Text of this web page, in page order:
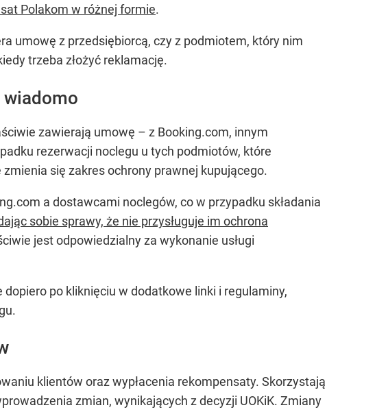
Polakom w różnej formie.
umowę z przedsiębiorcą, czy z podmiotem, który nim
trzeba złożyć reklamację.
wiadomo
zawierają umowę – z Booking.com, innym
rezerwacji noclegu u tych podmiotów, które
się zakres ochrony prawnej kupującego.
a dostawcami noclegów, co w przypadku składania
sobie sprawy, że nie przysługuje im ochrona
jest odpowiedzialny za wykonanie usługi
po kliknięciu w dodatkowe linki i regulaminy,
klientów oraz wypłacenia rekompensaty. Skorzystają
zmian, wynikających z decyzji UOKiK. Zmiany